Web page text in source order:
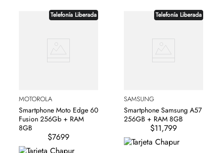
Telefonía Liberada
MOTOROLA
Smartphone Moto Edge 60
Fusion 256Gb + RAM
8GB
$7699
Telefonía Liberada
SAMSUNG
Smartphone Samsung A57
256GB + RAM 8GB
$11,799